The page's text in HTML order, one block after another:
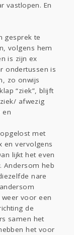
vastlopen. En
gesprek te
volgens hem
is zijn ex
ondertussen is
zo onwijs
“ziek”, blijft
afwezig
en
met
en vervolgens
lijkt het even
Andersom heb
nare
voor een
de
samen het
het voor